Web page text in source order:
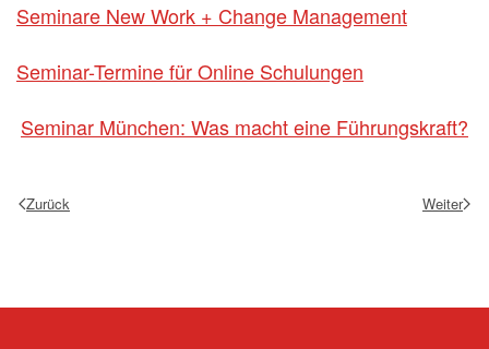
Seminare New Work + Change Management
Seminar-Termine für Online Schulungen
Seminar München: Was macht eine Führungskraft?
Zurück Weiter